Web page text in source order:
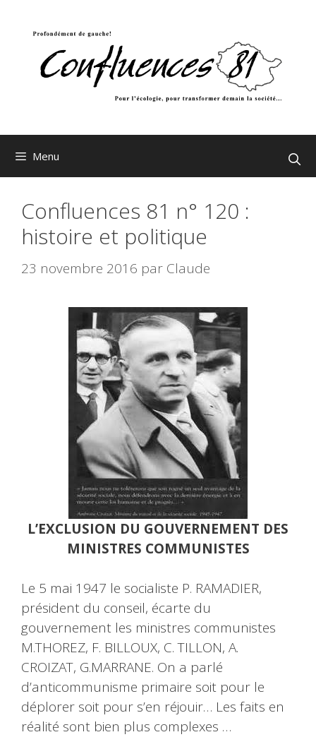
Menu
Confluences 81 n° 120 :
histoire et politique
23 novembre 2016 par Claude
L’EXCLUSION DU GOUVERNEMENT DES
MINISTRES COMMUNISTES
Le 5 mai 1947 le socialiste P. RAMADIER,
président du conseil, écarte du
gouvernement les ministres communistes
M.THOREZ, F. BILLOUX, C. TILLON, A.
CROIZAT, G.MARRANE. On a parlé
d’anticommunisme primaire soit pour le
déplorer soit pour s’en réjouir… Les faits en
réalité sont bien plus complexes …